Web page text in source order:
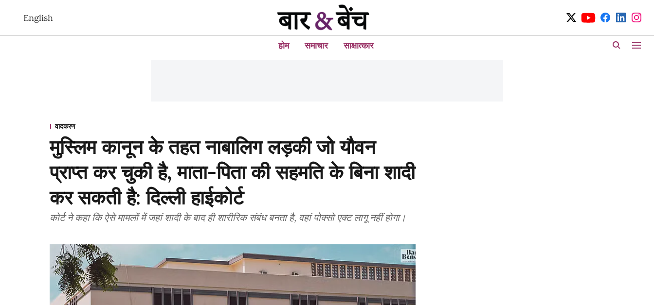
English
होम समाचार साक्षात्कार
वादकरण
मुस्लिम कानून के तहत नाबालिग लड़की जो यौवन
प्राप्त कर चुकी है, माता-पिता की सहमति के बिना शादी
कर सकती है: दिल्ली हाईकोर्ट
कोर्ट ने कहा कि ऐसे मामलों में जहां शादी के बाद ही शारीरिक संबंध बनता है, वहां पोक्सो एक्ट लागू नहीं होगा।